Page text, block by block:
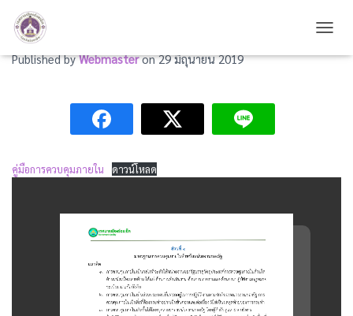
คู่มือการควบคุมภายใน
Published byWebmasteron29 มิถุนายน 2019
คู่มือการควบคุมภายใน ดาวน์โหลด